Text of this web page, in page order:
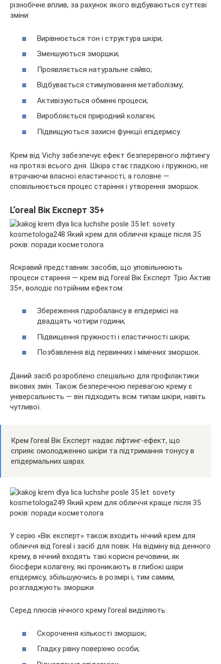
різнобічне вплив, за рахунок якого відбуваються суттєві
зміни:
Вирівнюється тон і структура шкіри;
Зменшуються зморшки;
Проявляється натуральне сяйво;
Відбувається стимулювання метаболізму;
Активізуються обмінні процеси;
Виробляється природний колаген;
Підвищуються захисні функції епідермісу.
Крем від Vichy забезпечує ефект безперервного ліфтингу
на протязі всього дня. Шкіра стає гладкою і пружною, не
втрачаючи власної еластичності, а головне —
сповільнюється процес старіння і утворення зморшок.
L’oreal Вік Експерт 35+
Яскравий представник засобів, що уповільнюють
процеси старіння — крем від l’oreal Вік Експерт Тріо Актив
35+, володіє потрійним ефектом:
Збереження гідробалансу в епідермісі на
двадцять чотири години;
Підвищення пружності і еластичності шкіри;
Позбавлення від первинних і мімічних зморшок.
Даний засіб розроблено спеціально для профілактики
вікових змін. Також безперечною перевагою крему є
універсальність — він підходить всім типам шкіри, навіть
чутливої.
Крем l’oreal Вік Експерт надає ліфтинг-ефект, що
сприяє омолодженню шкіри та підтримання тонусу в
епідермальних шарах.
У серію «Вік експерт» також входить нічний крем для
обличчя від l’oreal і засіб для повік. На відміну від денного
крему, в нічний входять такі корисні речовини, як
біосфери колагену, які проникають в глибокі шари
епідермісу, збільшуючись в розмірі і, тим самим,
розгладжують зморшки.
Серед плюсів нічного крему l’oreal виділяють:
Скорочення кількості зморшок;
Гладку рівну поверхню особи;